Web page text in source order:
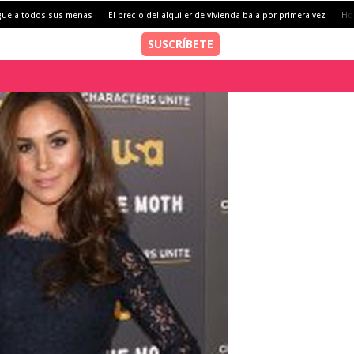
a todos sus menas El precio del alquiler de vivienda baja por primera vez